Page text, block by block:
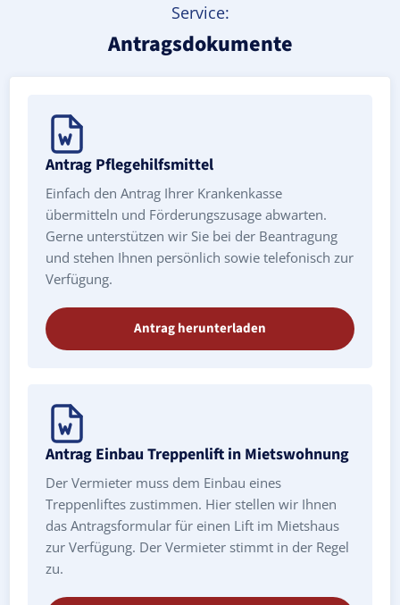
Service:
Antragsdokumente
Antrag Pflegehilfsmittel
Einfach den Antrag Ihrer Krankenkasse
übermitteln und Förderungszusage abwarten.
Gerne unterstützen wir Sie bei der Beantragung
und stehen Ihnen persönlich sowie telefonisch zur
Verfügung.
Antrag herunterladen
Antrag Einbau Treppenlift in Mietswohnung
Der Vermieter muss dem Einbau eines
Treppenliftes zustimmen. Hier stellen wir Ihnen
das Antragsformular für einen Lift im Mietshaus
zur Verfügung. Der Vermieter stimmt in der Regel
zu.